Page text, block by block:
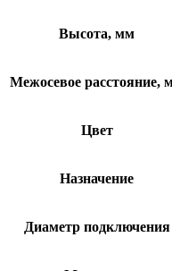
Высота, мм
Межосевое расстояние,
Цвет
Назначение
Диаметр подключения